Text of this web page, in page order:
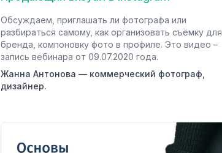
Обсуждаем, приглашать ли фотографа или
разбираться самому, как организовать съёмку для
бренда, компоновку фото в профиле. Это видео –
запись вебинара от 09.07.2020 года.
Жанна Антонова — коммерческий фотограф,
дизайнер.